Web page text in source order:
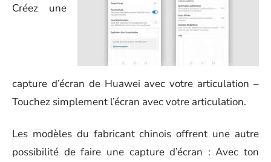
Créez une
capture d’écran de Huawei avec votre articulation –
Touchez simplement l’écran avec votre articulation.
Les modèles du fabricant chinois offrent une autre
possibilité de faire une capture d’écran : Avec ton